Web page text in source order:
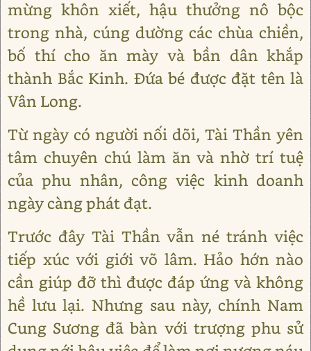
mừng khôn xiết, hậu thưởng nô bộc
trong nhà, cúng dường các chùa chiền,
bố thí cho ăn mày và bần dân khắp
thành Bắc Kinh. Đứa bé được đặt tên là
Vân Long.
Từ ngày có người nối dõi, Tài Thần yên
tâm chuyên chú làm ăn và nhờ trí tuệ
của phu nhân, công việc kinh doanh
ngày càng phát đạt.
Trước đây Tài Thần vẫn né tránh việc
tiếp xúc với giới võ lâm. Hảo hớn nào
cần giúp đỡ thì được đáp ứng và không
hề lưu lại. Nhưng sau này, chính Nam
Cung Sương đã bàn với trượng phu sử